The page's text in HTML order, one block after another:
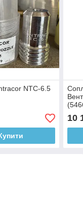
NTC-6.5
10